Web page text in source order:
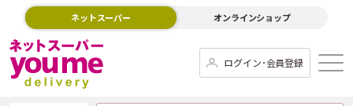
ネットスーパー オンラインショップ
ログイン･会員登録